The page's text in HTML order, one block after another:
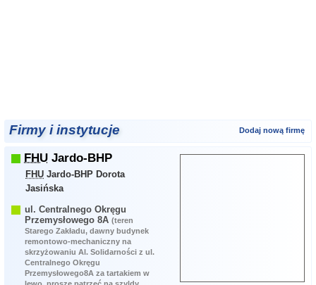
Firmy i instytucje Dodaj nową firmę
FHU Jardo-BHP
FHU Jardo-BHP Dorota
Jasińska
ul. Centralnego Okręgu
Przemysłowego 8A(teren
Starego Zakładu, dawny budynek
remontowo-mechaniczny na
skrzyżowaniu Al. Solidarności z ul.
Centralnego Okręgu
Przemysłowego8A za tartakiem w